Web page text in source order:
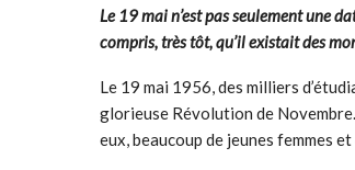
Le 19 mai n’est pas seulement une
compris, très tôt, qu’il existait des
Le 19 mai 1956, des milliers
glorieuse Révolution de
eux, beaucoup de jeunes femmes